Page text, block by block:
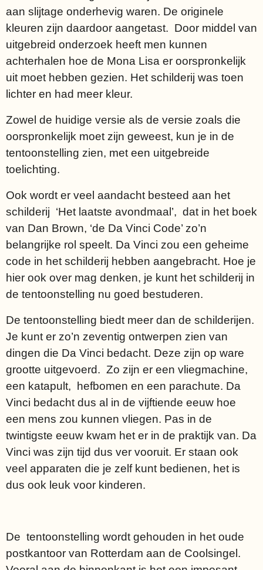
aan slijtage onderhevig waren. De originele
kleuren zijn daardoor aangetast. Door middel van
uitgebreid onderzoek heeft men kunnen
achterhalen hoe de Mona Lisa er oorspronkelijk
uit moet hebben gezien. Het schilderij was toen
lichter en had meer kleur.
Zowel de huidige versie als de versie zoals die
oorspronkelijk moet zijn geweest, kun je in de
tentoonstelling zien, met een uitgebreide
toelichting.
Ook wordt er veel aandacht besteed aan het
schilderij ‘Het laatste avondmaal’, dat in het boek
van Dan Brown, ‘de Da Vinci Code’ zo’n
belangrijke rol speelt. Da Vinci zou een geheime
code in het schilderij hebben aangebracht. Hoe je
hier ook over mag denken, je kunt het schilderij in
de tentoonstelling nu goed bestuderen.
De tentoonstelling biedt meer dan de schilderijen.
Je kunt er zo’n zeventig ontwerpen zien van
dingen die Da Vinci bedacht. Deze zijn op ware
grootte uitgevoerd. Zo zijn er een vliegmachine,
een katapult, hefbomen en een parachute. Da
Vinci bedacht dus al in de vijftiende eeuw hoe
een mens zou kunnen vliegen. Pas in de
twintigste eeuw kwam het er in de praktijk van. Da
Vinci was zijn tijd dus ver vooruit. Er staan ook
veel apparaten die je zelf kunt bedienen, het is
dus ook leuk voor kinderen.
De tentoonstelling wordt gehouden in het oude
postkantoor van Rotterdam aan de Coolsingel.